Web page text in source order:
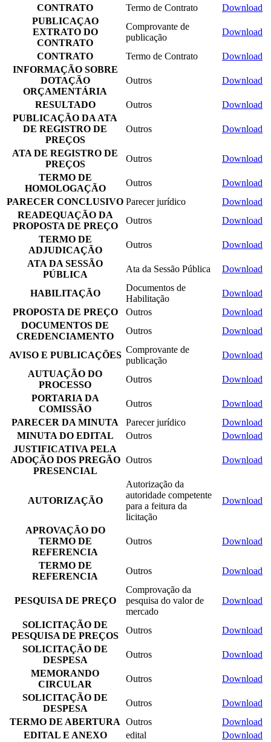
CONTRATO Termo de Contrato
Download
PUBLICAÇAO
EXTRATO DO
CONTRATO
Comprovante de
publicação
Download
CONTRATO Termo de Contrato
Download
INFORMAÇÃO SOBRE
DOTAÇÃO
ORÇAMENTÁRIA
Outros Download
RESULTADO Outros
Download
PUBLICAÇÃO DA ATA
DE REGISTRO DE
PREÇOS
Outros Download
ATA DE REGISTRO DE
PREÇOS
Outros
Download
TERMO DE
HOMOLOGAÇÃO
Outros
Download
PARECER CONCLUSIVO Parecer jurídico
Download
READEQUAÇÃO DA
PROPOSTA DE PREÇO
Outros
Download
TERMO DE
ADJUDICAÇÃO
Outros
Download
ATA DA SESSÃO
PÚBLICA
Ata da Sessão Pública Download
HABILITAÇÃO
Documentos de
Habilitação
Download
PROPOSTA DE PREÇO
Outros
Download
DOCUMENTOS DE
CREDENCIAMENTO
Outros Download
AVISO E PUBLICAÇÕES
Comprovante de
publicação
Download
AUTUAÇÃO DO
PROCESSO
Outros
Download
PORTARIA DA
COMISSÃO
Outros
Download
PARECER DA MINUTA
Parecer jurídico
Download
MINUTA DO EDITAL
Outros
Download
JUSTIFICATIVA PELA
ADOÇÃO DOS PREGÃO
PRESENCIAL
Outros Download
AUTORIZAÇÃO
Autorização da
autoridade competente
para a feitura da
licitação
Download
APROVAÇÃO DO
TERMO DE
REFERENCIA
Outros Download
TERMO DE
REFERENCIA
Outros Download
PESQUISA DE PREÇO
Comprovação da
pesquisa do valor de
mercado
Download
SOLICITAÇÃO DE
PESQUISA DE PREÇOS
Outros
Download
SOLICITAÇÃO DE
DESPESA
Outros
Download
MEMORANDO
CIRCULAR
Outros
Download
SOLICITAÇÃO DE
DESPESA
Outros
Download
TERMO DE ABERTURA Outros
Download
EDITAL E ANEXO
edital Download